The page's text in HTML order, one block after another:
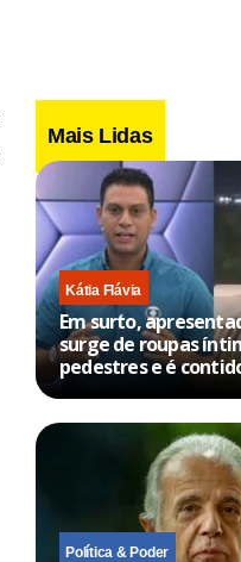
Mais Lidas
Kátia Flávia
Em surto,
surge de roupas
pedestres e é
Política & Poder